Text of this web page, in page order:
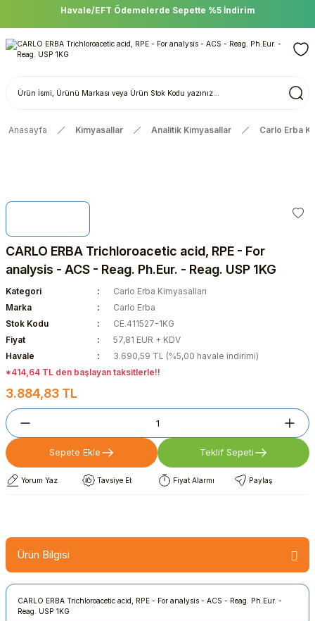
Havale/EFT Ödemelerde Sepette %5 İndirim
Anasayfa Kimyasallar Analitik Kimyasallar Carlo Erba
CARLO ERBA Trichloroacetic acid, RPE - For
analysis - ACS - Reag. Ph.Eur. - Reag. USP 1KG
Kategori
Carlo Erba Kimyasalları
Marka
Carlo Erba
Stok Kodu
CE.411527-1KG
Fiyat
57,81 EUR + KDV
Havale
3.690,59 TL (%5,00 havale indirimi)
*414,64 TL den başlayan taksitlerle!!
3.884,83 TL
Sepete Ekle Teklif Sepeti
Yorum Yaz Tavsiye Et Fiyat Alarmı Paylaş
Ürün Bilgisi
CARLO ERBA Trichloroacetic acid, RPE - For analysis - ACS - Reag. Ph.Eur. -
Reag. USP 1KG